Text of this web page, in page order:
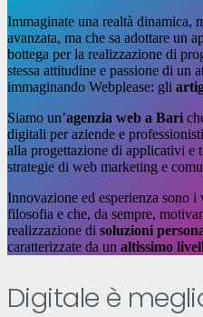
Immaginate una realtà dinamica,
avanzata, ma che sa adottare un
bottega per la realizzazione di
stessa attitudine e passione di un
immaginando Webplease: gli
Siamo un’agenzia web a Bari
digitali per aziende e
alla progettazione di applicativi e
strategie di web marketing e
Innovazione ed esperienza sono i
filosofia e che, da sempre,
realizzazione di soluzioni
caratterizzate da un altissimo
Digitale è